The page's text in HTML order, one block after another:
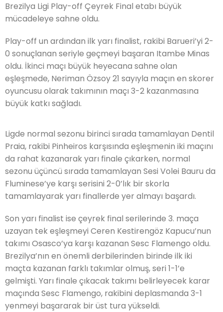
Brezilya Ligi Play-off Çeyrek Final etabı büyük
mücadeleye sahne oldu.
Play-off un ardından ilk yarı finalist, rakibi Barueri’yi 2-
0 sonuçlanan seriyle geçmeyi başaran Itambe Minas
oldu. İkinci maçı büyük heyecana sahne olan
eşleşmede, Neriman Özsoy 21 sayıyla maçın en skorer
oyuncusu olarak takımının maçı 3-2 kazanmasına
büyük katkı sağladı.
Ligde normal sezonu birinci sırada tamamlayan Dentil
Praia, rakibi Pinheiros karşısında eşleşmenin iki maçını
da rahat kazanarak yarı finale çıkarken, normal
sezonu üçüncü sırada tamamlayan Sesi Volei Bauru da
Fluminese’ye karşı serisini 2-0’lık bir skorla
tamamlayarak yarı finallerde yer almayı başardı.
Son yarı finalist ise çeyrek final serilerinde 3. maça
uzayan tek eşleşmeyi Ceren Kestirengöz Kapucu’nun
takımı Osasco’ya karşı kazanan Sesc Flamengo oldu.
Brezilya’nın en önemli derbilerinden birinde ilk iki
maçta kazanan farklı takımlar olmuş, seri 1-1’e
gelmişti. Yarı finale çıkacak takımı belirleyecek karar
maçında Sesc Flamengo, rakibini deplasmanda 3-1
yenmeyi başararak bir üst tura yükseldi.